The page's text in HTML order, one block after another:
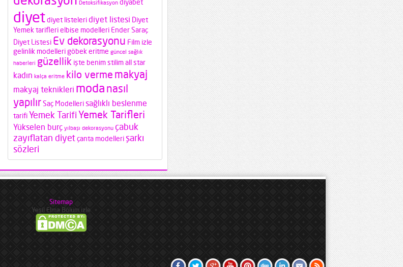
Detoksifikasyon diyabet
diyetdiyet listeleridiyet listesi Diyet
Yemek tariflerielbise modelleri Ender Saraç
Diyet Listesi Ev dekorasyonu Film izle
gelinlik modellerigöbek eritme güncel sağlık
haberleri güzellik işte benim stilim all star
kadın kalça eritme kilo verme makyaj
makyaj teknikleri modanasıl
yapılırSaç Modellerisağlıklı beslenme
tarifiYemek TarifiYemek Tarifleri
Yükselen burç yılbaşı dekorasyonu çabuk
zayıflatan diyetçanta modelleri şarkı
sözleri
Sitemap
Yeşil Elma Bölüm izle